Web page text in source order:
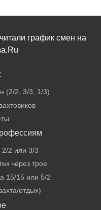
график смен на
(2/2, 3/3, 1/3)
2 или 3/3
через трое
15/15 или 5/2
отдых)